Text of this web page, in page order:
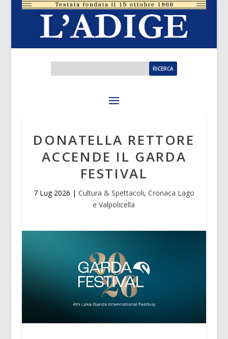
DONATELLA RETTORE
ACCENDE IL GARDA
FESTIVAL
7 Lug 2026 | Cultura & Spettacoli, Cronaca Lago
e Valpolicella